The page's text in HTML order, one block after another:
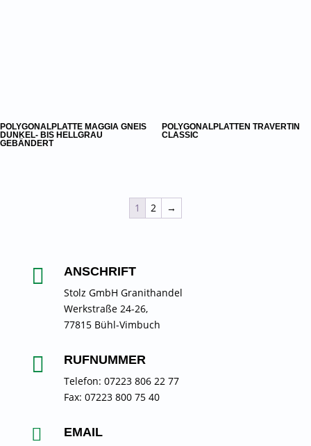
POLYGONALPLATTE MAGGIA GNEIS
DUNKEL- BIS HELLGRAU
GEBÄNDERT
POLYGONALPLATTEN TRAVERTIN
CLASSIC
1 2 →
 ANSCHRIFT
Stolz GmbH Granithandel
Werkstraße 24-26,
77815 Bühl-Vimbuch
 RUFNUMMER
Telefon: 07223 806 22 77
Fax: 07223 800 75 40
 EMAIL